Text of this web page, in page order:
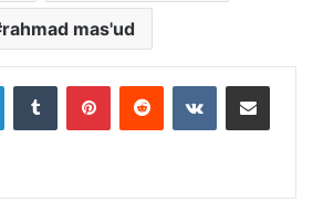
rahmad mas'ud
LinkedInTumblr PinterestReddit VKontakteShare via Email